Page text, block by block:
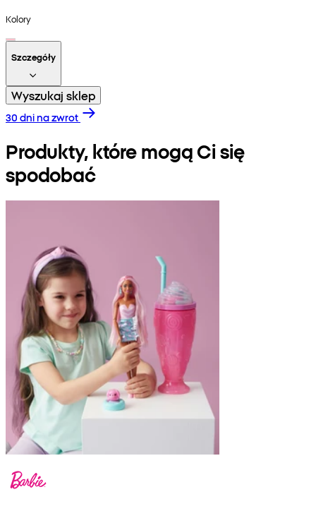
Kolory
Szczegóły
Wyszukaj sklep
30 dni na zwrot
Produkty, które mogą Ci się
spodobać